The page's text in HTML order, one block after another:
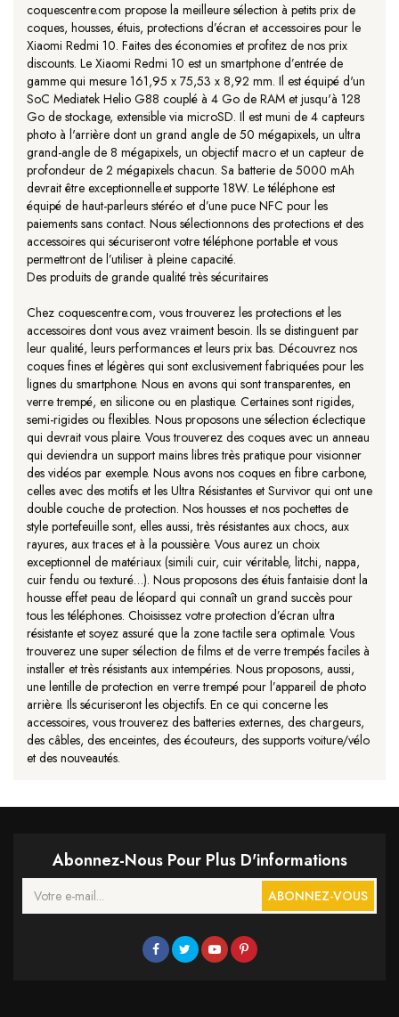
coquescentre.com propose la meilleure sélection à petits prix de
coques, housses, étuis, protections d’écran et accessoires pour le
Xiaomi Redmi 10. Faites des économies et profitez de nos prix
discounts. Le Xiaomi Redmi 10 est un smartphone d’entrée de
gamme qui mesure 161,95 x 75,53 x 8,92 mm. Il est équipé d'un
SoC Mediatek Helio G88 couplé à 4 Go de RAM et jusqu'à 128
Go de stockage, extensible via microSD. Il est muni de 4 capteurs
photo à l'arrière dont un grand angle de 50 mégapixels, un ultra
grand-angle de 8 mégapixels, un objectif macro et un capteur de
profondeur de 2 mégapixels chacun. Sa batterie de 5000 mAh
devrait être exceptionnelle.et supporte 18W. Le téléphone est
équipé de haut-parleurs stéréo et d’une puce NFC pour les
paiements sans contact. Nous sélectionnons des protections et des
accessoires qui sécuriseront votre téléphone portable et vous
permettront de l’utiliser à pleine capacité.
Des produits de grande qualité très sécuritaires
Chez coquescentre.com, vous trouverez les protections et les
accessoires dont vous avez vraiment besoin. Ils se distinguent par
leur qualité, leurs performances et leurs prix bas. Découvrez nos
coques fines et légères qui sont exclusivement fabriquées pour les
lignes du smartphone. Nous en avons qui sont transparentes, en
verre trempé, en silicone ou en plastique. Certaines sont rigides,
semi-rigides ou flexibles. Nous proposons une sélection éclectique
qui devrait vous plaire. Vous trouverez des coques avec un anneau
qui deviendra un support mains libres très pratique pour visionner
des vidéos par exemple. Nous avons nos coques en fibre carbone,
celles avec des motifs et les Ultra Résistantes et Survivor qui ont une
double couche de protection. Nos housses et nos pochettes de
style portefeuille sont, elles aussi, très résistantes aux chocs, aux
rayures, aux traces et à la poussière. Vous aurez un choix
exceptionnel de matériaux (simili cuir, cuir véritable, litchi, nappa,
cuir fendu ou texturé…). Nous proposons des étuis fantaisie dont la
housse effet peau de léopard qui connaît un grand succès pour
tous les téléphones. Choisissez votre protection d’écran ultra
résistante et soyez assuré que la zone tactile sera optimale. Vous
trouverez une super sélection de films et de verre trempés faciles à
installer et très résistants aux intempéries. Nous proposons, aussi,
une lentille de protection en verre trempé pour l’appareil de photo
arrière. Ils sécuriseront les objectifs. En ce qui concerne les
accessoires, vous trouverez des batteries externes, des chargeurs,
des câbles, des enceintes, des écouteurs, des supports voiture/vélo
et des nouveautés.
Abonnez-Nous Pour Plus D'informations
ABONNEZ-VOUS